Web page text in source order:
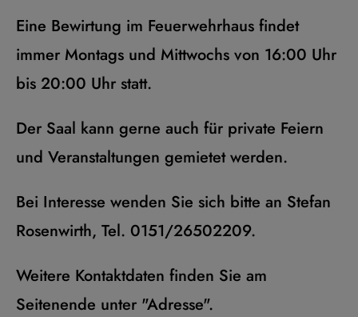
Eine Bewirtung im Feuerwehrhaus findet
immer Montags und Mittwochs von 16:00 Uhr
bis 20:00 Uhr statt.
Der Saal kann gerne auch für private Feiern
und Veranstaltungen gemietet werden.
Bei Interesse wenden Sie sich bitte an Stefan
Rosenwirth, Tel. 0151/26502209.
Weitere Kontaktdaten finden Sie am
Seitenende unter "Adresse".